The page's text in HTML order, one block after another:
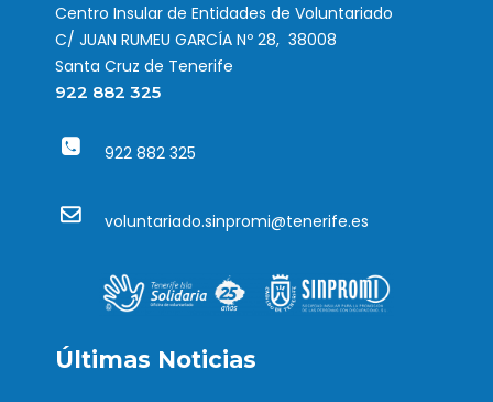
Centro Insular de Entidades de Voluntariado
C/ JUAN RUMEU GARCÍA Nº 28, 38008
Santa Cruz de Tenerife
922 882 325
922 882 325
voluntariado.sinpromi@tenerife.es
Últimas Noticias